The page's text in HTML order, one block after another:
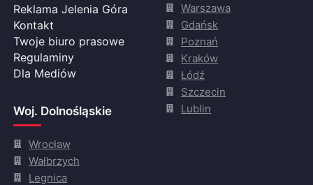
Reklama Jelenia Góra
Kontakt
Twoje biuro prasowe
Regulaminy
Dla Mediów
Woj. Dolnośląskie
Wrocław
Wałbrzych
Legnica
Warszawa
Gdańsk
Poznań
Kraków
Łódź
Szczecin
Lublin